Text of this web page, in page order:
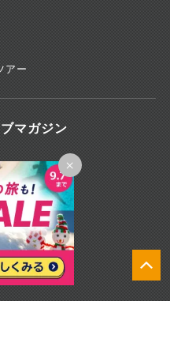
×
アー
マガジン